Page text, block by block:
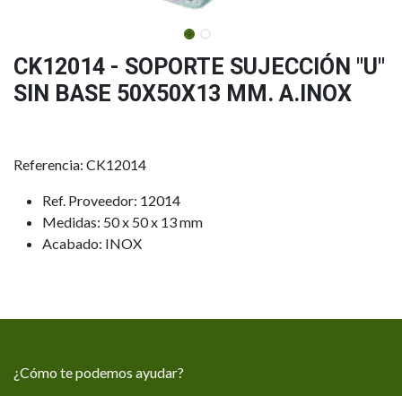
CK12014 - SOPORTE SUJECCIÓN "U"
SIN BASE 50X50X13 MM. A.INOX
Referencia: CK12014
Ref. Proveedor: 12014
Medidas: 50 x 50 x 13 mm
Acabado: INOX
¿Cómo te podemos ayudar?